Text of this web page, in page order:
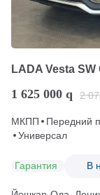
LADA Vesta SW
1 625 000 q 2
МКПП Передний
Универсал
Гарантия В